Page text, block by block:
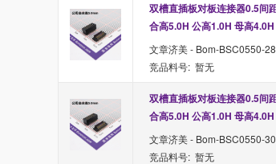
双槽直插板对板连接器0.5间
合高5.0H 公高1.0H 母高4.0H
文章济美 - Bom-BSC0550-
竞品料号: 暂无
双槽直插板对板连接器0.5间
合高5.0H 公高1.0H 母高4.0H
文章济美 - Bom-BSC0550-
竞品料号: 暂无